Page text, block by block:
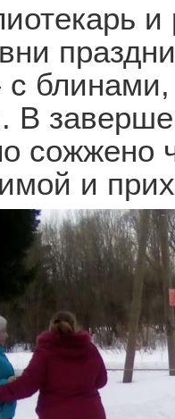
с
В
сожжено
и